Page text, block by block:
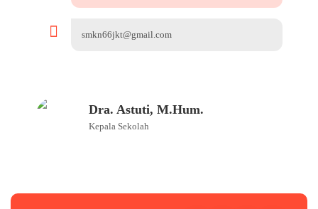
smkn66jkt@gmail.com
Dra. Astuti, M.Hum.
Kepala Sekolah